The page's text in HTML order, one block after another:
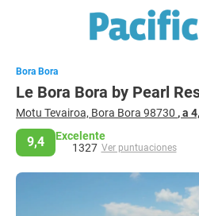
Bora Bora
Le Bora Bora by Pearl
Motu Tevairoa, Bora Bora 98730 , a
9,4
Excelente
1327 Ver puntuaciones